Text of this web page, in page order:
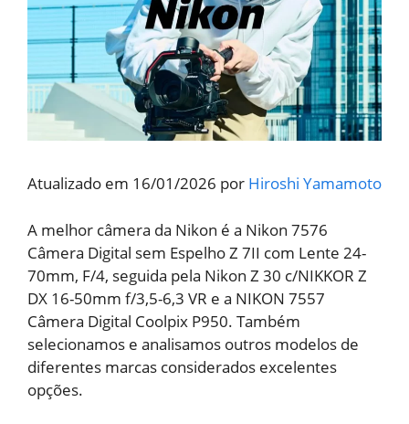
Atualizado em 16/01/2026 por Hiroshi Yamamoto
A melhor câmera da Nikon é a Nikon 7576
Câmera Digital sem Espelho Z 7II com Lente 24-
70mm, F/4, seguida pela Nikon Z 30 c/NIKKOR Z
DX 16-50mm f/3,5-6,3 VR e a NIKON 7557
Câmera Digital Coolpix P950. Também
selecionamos e analisamos outros modelos de
diferentes marcas considerados excelentes
opções.